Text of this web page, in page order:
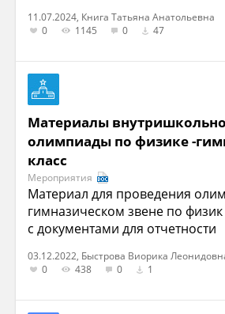
11.07.2024, Книга Татьяна Анатольевна
0
1145 0 47
Материалы
олимпиады по физике -
класс
Мероприятия
Материал для проведения
гимназическом звене по физик
с документами для отчетности
03.12.2022, Быстрова Виорика
0
438 0 1